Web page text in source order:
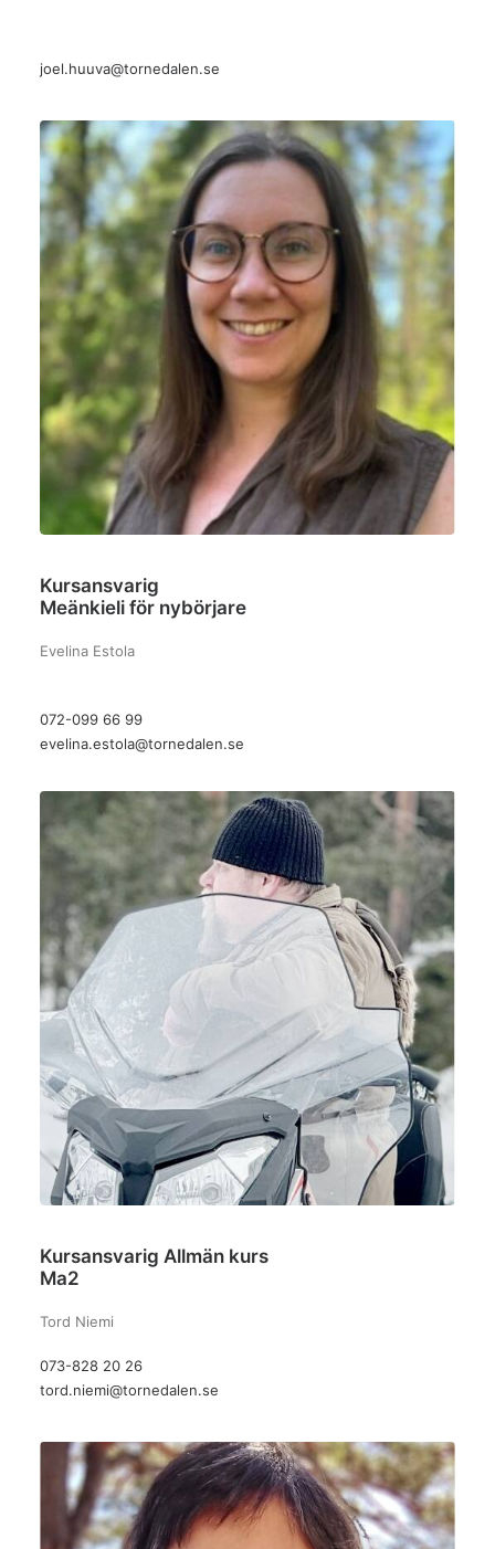
joel.huuva@tornedalen.se
Kursansvarig
Meänkieli för nybörjare
Evelina Estola
072-099 66 99
evelina.estola@tornedalen.se
Kursansvarig Allmän kurs
Ma2
Tord Niemi
073-828 20 26
tord.niemi@tornedalen.se